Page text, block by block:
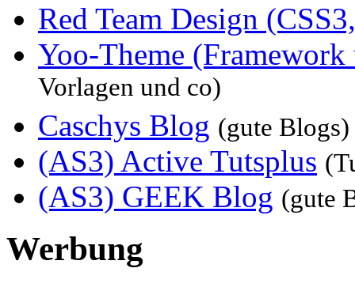
Red Team Design
Yoo-Theme (Framework
Vorlagen und co)
Caschys Blog (gute Blogs)
(AS3) Active Tutsplus
(AS3) GEEK Blog (gute
Werbung